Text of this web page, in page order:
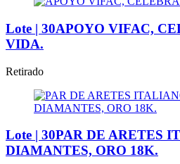
Lote | 30APOYO VIFAC,
VIDA.
Retirado
Lote | 30PAR DE ARETES
DIAMANTES, ORO 18K.